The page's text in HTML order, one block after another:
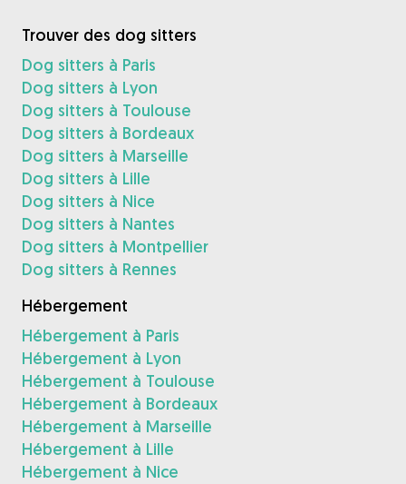
Trouver des dog sitters
Dog sitters à Paris
Dog sitters à Lyon
Dog sitters à Toulouse
Dog sitters à Bordeaux
Dog sitters à Marseille
Dog sitters à Lille
Dog sitters à Nice
Dog sitters à Nantes
Dog sitters à Montpellier
Dog sitters à Rennes
Hébergement
Hébergement à Paris
Hébergement à Lyon
Hébergement à Toulouse
Hébergement à Bordeaux
Hébergement à Marseille
Hébergement à Lille
Hébergement à Nice